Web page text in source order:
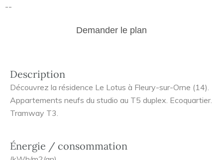
--
Demander le plan
Description
Découvrez la résidence Le Lotus à Fleury-sur-Orne (14).
Appartements neufs du studio au T5 duplex. Ecoquartier.
Tramway T3.
Énergie / consommation